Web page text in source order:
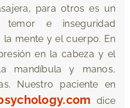
para otros es un
temor e inseguridad
la mente y el cuerpo. En
en la cabeza y el
mandíbula y manos,
Nuestro paciente en
dice